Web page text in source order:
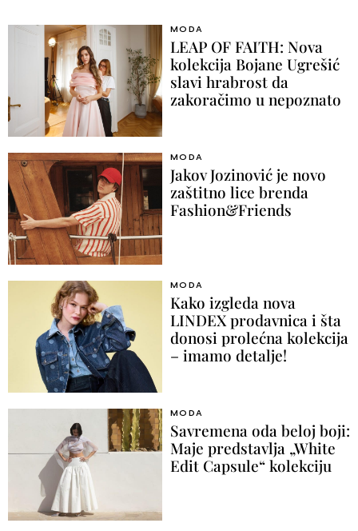
MODA
LEAP OF FAITH: Nova
kolekcija Bojane Ugrešić
slavi hrabrost da
zakoračimo u nepoznato
MODA
Jakov Jozinović je novo
zaštitno lice brenda
Fashion&Friends
MODA
Kako izgleda nova
LINDEX prodavnica i šta
donosi prolećna kolekcija
– imamo detalje!
MODA
Savremena oda beloj boji:
Maje predstavlja „White
Edit Capsule“ kolekciju